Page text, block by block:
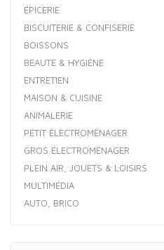
ÉPICERIE
BISCUITERIE & CONFISERIE
BOISSONS
BEAUTÉ & HYGIÈNE
ENTRETIEN
MAISON & CUISINE
ANIMALERIE
PETIT ÉLECTROMÉNAGER
GROS ÉLECTROMÉNAGER
PLEIN AIR, JOUETS & LOISIRS
MULTIMÉDIA
AUTO, BRICO